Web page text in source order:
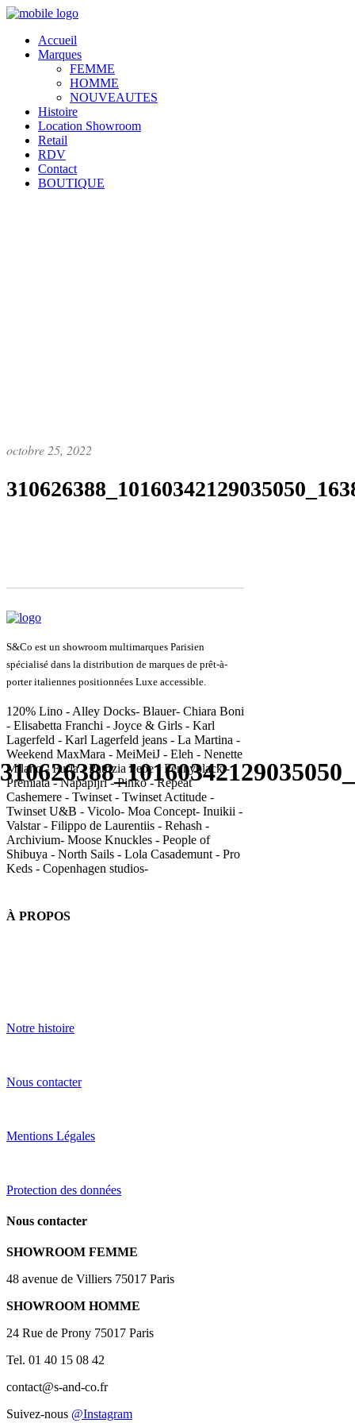
Accueil
Marques
FEMME
HOMME
NOUVEAUTES
Histoire
Location Showroom
Retail
RDV
Contact
BOUTIQUE
octobre 25, 2022
S&Co est un showroom multimarques Parisien
spécialisé dans la distribution de marques de prêt-à-
porter italiennes positionnées Luxe accessible.
120% Lino - Alley Docks- Blauer- Chiara Boni
- Elisabetta Franchi - Joyce & Girls - Karl
Lagerfeld - Karl Lagerfeld jeans - La Martina -
Weekend MaxMara - MeiMeiJ - Eleh - Nenette
Milano - Furla - Patrizia Pepe - Pennyblack -
Premiata - Napapijri - Pinko - Repeat
Cashemere - Twinset - Twinset Actitude -
Twinset U&B - Vicolo- Moa Concept- Inuikii -
Valstar - Filippo de Laurentiis - Rehash -
Archivium- Moose Knuckles - People of
Shibuya - North Sails - Lola Casademunt - Pro
Keds - Copenhagen studios-
À PROPOS
Notre histoire
Nous contacter
Mentions Légales
Protection des données
Nous contacter
SHOWROOM FEMME
48 avenue de Villiers 75017 Paris
SHOWROOM HOMME
24 Rue de Prony 75017 Paris
Tel. 01 40 15 08 42
contact@s-and-co.fr
Suivez-nous @Instagram